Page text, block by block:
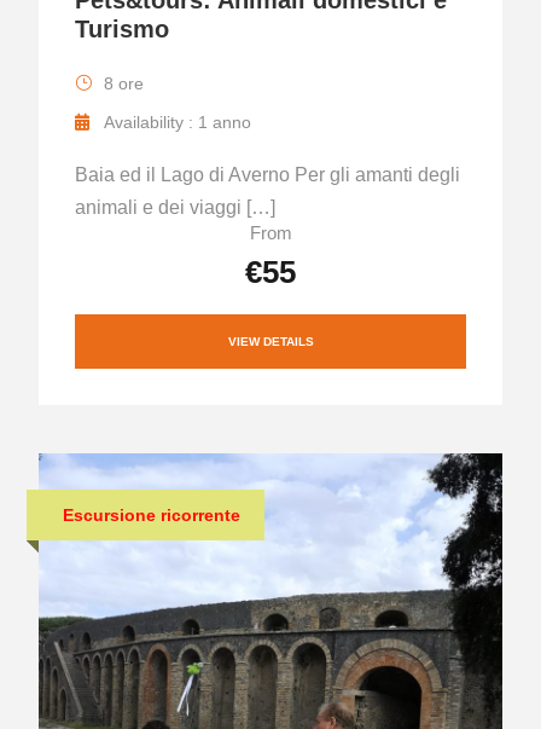
Turismo
8 ore
Availability : 1 anno
Baia ed il Lago di Averno Per gli amanti degli
animali e dei viaggi […]
From
€55
VIEW DETAILS
Escursione ricorrente